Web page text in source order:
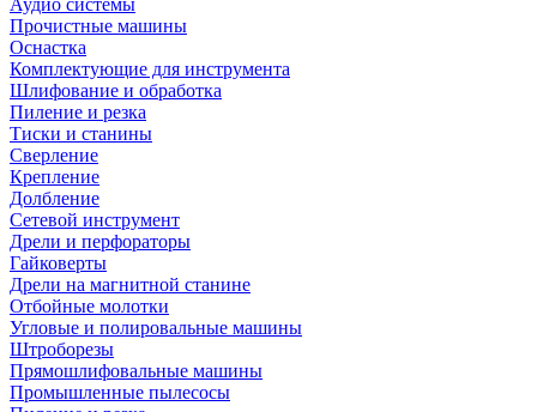
Аудио системы
Прочистные машины
Оснастка
Комплектующие для инструмента
Шлифование и обработка
Пиление и резка
Тиски и станины
Сверление
Крепление
Долбление
Сетевой инструмент
Дрели и перфораторы
Гайковерты
Дрели на магнитной станине
Отбойные молотки
Угловые и полировальные машины
Штроборезы
Прямошлифовальные машины
Промышленные пылесосы